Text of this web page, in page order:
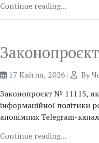
Continue reading...
17 Квітня, 2026 | By
Законопроєкт № 11115,
інформаційної політики
анонімних Telegram-
Continue reading...